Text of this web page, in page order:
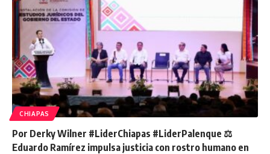
CHIAPAS
Por Derky Wilner #LiderChiapas #LiderPalenque ⚖️
Eduardo Ramírez impulsa justicia con rostro humano en